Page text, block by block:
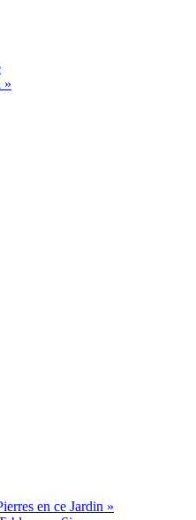
en ce Jardin »